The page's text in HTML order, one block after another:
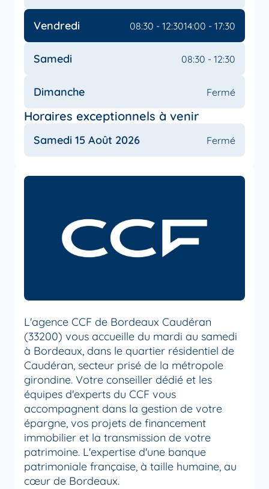
Vendredi 08:30 - 12:3014:00 - 17:30
Samedi 08:30 - 12:30
Dimanche Fermé
Horaires exceptionnels à venir
Samedi 15 Août 2026 Fermé
L'agence CCF de Bordeaux Caudéran
(33200) vous accueille du mardi au samedi
à Bordeaux, dans le quartier résidentiel de
Caudéran, secteur prisé de la métropole
girondine. Votre conseiller dédié et les
équipes d'experts du CCF vous
accompagnent dans la gestion de votre
épargne, vos projets de financement
immobilier et la transmission de votre
patrimoine. L'expertise d'une banque
patrimoniale française, à taille humaine, au
cœur de Bordeaux.